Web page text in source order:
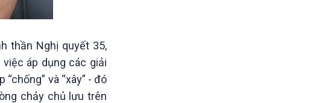
thần Nghị quyết 35,
việc áp dụng các giải
và “xây” - đó
chảy chủ lưu trên